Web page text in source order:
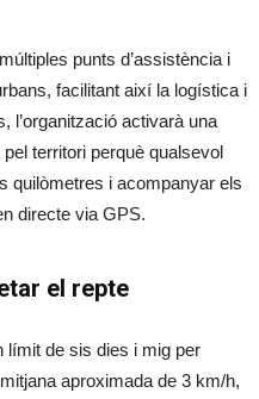
punts d’assistència i
facilitant així la logística i
l’organització activarà una
territori perquè qualsevol
quilòmetres i acompanyar els
directe via GPS.
el repte
límit de sis dies i mig per
aproximada de 3 km/h,